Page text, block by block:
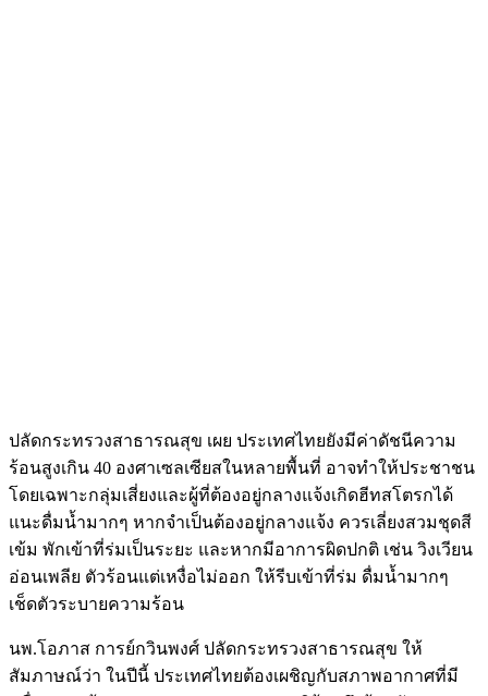
ปลัดกระทรวงสาธารณสุข เผย ประเทศไทยยังมีค่าดัชนีความ
ร้อนสูงเกิน 40 องศาเซลเซียสในหลายพื้นที่ อาจทำให้ประชาชน
โดยเฉพาะกลุ่มเสี่ยงและผู้ที่ต้องอยู่กลางแจ้งเกิดฮีทสโตรกได้
แนะดื่มน้ำมากๆ หากจำเป็นต้องอยู่กลางแจ้ง ควรเลี่ยงสวมชุดสี
เข้ม พักเข้าที่ร่มเป็นระยะ และหากมีอาการผิดปกติ เช่น วิงเวียน
อ่อนเพลีย ตัวร้อนแต่เหงื่อไม่ออก ให้รีบเข้าที่ร่ม ดื่มน้ำมากๆ
เช็ดตัวระบายความร้อน
นพ.โอภาส การย์กวินพงศ์ ปลัดกระทรวงสาธารณสุข ให้
สัมภาษณ์ว่า ในปีนี้ ประเทศไทยต้องเผชิญกับสภาพอากาศที่มี